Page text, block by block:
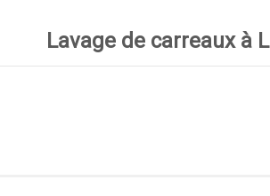
Lavage de carreaux à